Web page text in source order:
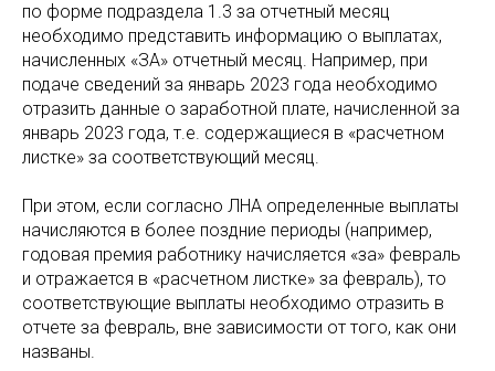
по форме подраздела 1.3 за отчетный месяц
необходимо представить информацию о выплатах,
начисленных «ЗА» отчетный месяц. Например, при
подаче сведений за январь 2023 года необходимо
отразить данные о заработной плате, начисленной за
январь 2023 года, т.е. содержащиеся в «расчетном
листке» за соответствующий месяц.
При этом, если согласно ЛНА определенные выплаты
начисляются в более поздние периоды (например,
годовая премия работнику начисляется «за» февраль
и отражается в «расчетном листке» за февраль), то
соответствующие выплаты необходимо отразить в
отчете за февраль, вне зависимости от того, как они
названы.